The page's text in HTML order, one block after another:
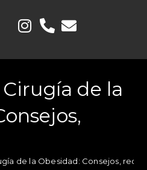
de la
de la Obesidad: Consejos,